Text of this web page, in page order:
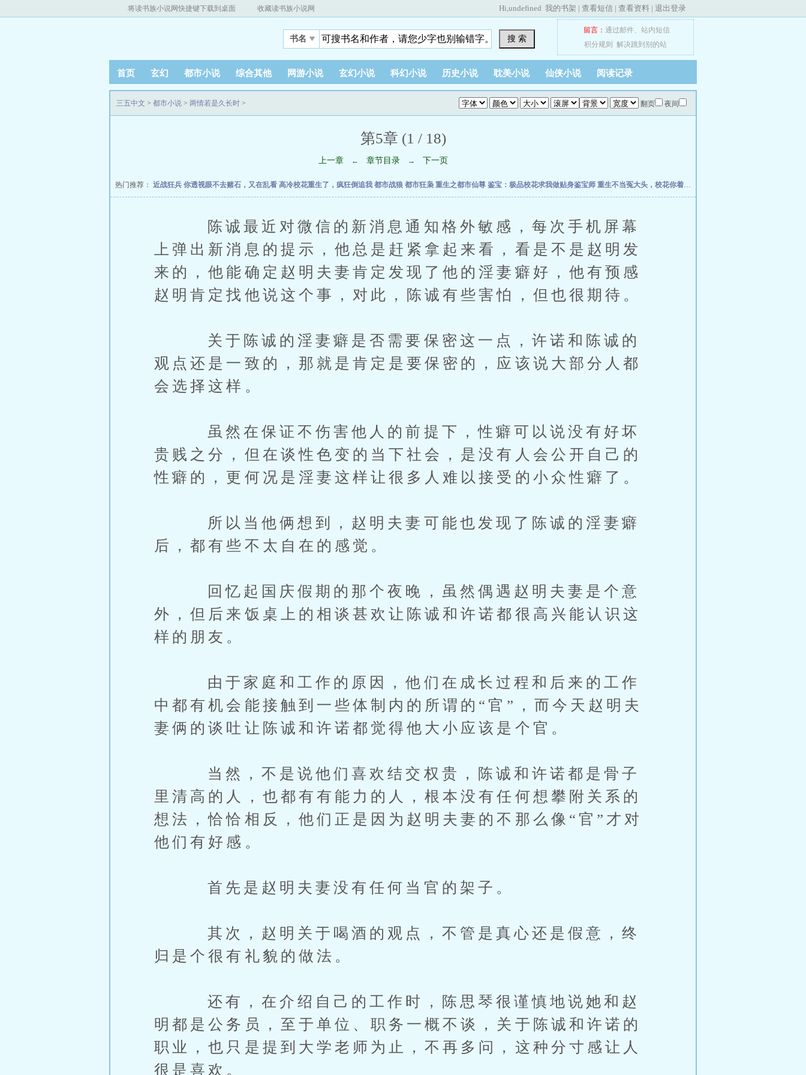
将读书族小说网快捷键下载到桌面 收藏读书族小说网 Hi,undefined 我的书架 | 查看短信 | 查看资料 | 退出登录
书名 搜 索
留言： 通过邮件、 站内短信
积分规则
解决跳到别的站
首页 玄幻 都市小说 综合其他 网游小说 玄幻小说 科幻小说 历史小说 耽美小说 仙侠小说 阅读记录
翻页 夜间
三五中文 > 都市小说 > 两情若是久长时 >
第5章 (1 / 18)
上一章 ← 章节目录 → 下一页
热门推荐： 近战狂兵 你透视眼不去赌石，又在乱看 高冷校花重生了，疯狂倒追我 都市战狼 都市狂枭 重生之都市仙尊 鉴宝：极品校花求我做贴身鉴宝师 重生不当冤大头，校花你着急啥？
陈诚最近对微信的新消息通知格外敏感，每次手机屏幕
上弹出新消息的提示，他总是赶紧拿起来看，看是不是赵明发
来的，他能确定赵明夫妻肯定发现了他的淫妻癖好，他有预感
赵明肯定找他说这个事，对此，陈诚有些害怕，但也很期待。
关于陈诚的淫妻癖是否需要保密这一点，许诺和陈诚的
观点还是一致的，那就是肯定是要保密的，应该说大部分人都
会选择这样。
虽然在保证不伤害他人的前提下，性癖可以说没有好坏
贵贱之分，但在谈性色变的当下社会，是没有人会公开自己的
性癖的，更何况是淫妻这样让很多人难以接受的小众性癖了。
所以当他俩想到，赵明夫妻可能也发现了陈诚的淫妻癖
后，都有些不太自在的感觉。
回忆起国庆假期的那个夜晚，虽然偶遇赵明夫妻是个意
外，但后来饭桌上的相谈甚欢让陈诚和许诺都很高兴能认识这
样的朋友。
由于家庭和工作的原因，他们在成长过程和后来的工作
中都有机会能接触到一些体制内的所谓的“官”，而今天赵明夫
妻俩的谈吐让陈诚和许诺都觉得他大小应该是个官。
当然，不是说他们喜欢结交权贵，陈诚和许诺都是骨子
里清高的人，也都有有能力的人，根本没有任何想攀附关系的
想法，恰恰相反，他们正是因为赵明夫妻的不那么像“官”才对
他们有好感。
首先是赵明夫妻没有任何当官的架子。
其次，赵明关于喝酒的观点，不管是真心还是假意，终
归是个很有礼貌的做法。
还有，在介绍自己的工作时，陈思琴很谨慎地说她和赵
明都是公务员，至于单位、职务一概不谈，关于陈诚和许诺的
职业，也只是提到大学老师为止，不再多问，这种分寸感让人
很是喜欢。